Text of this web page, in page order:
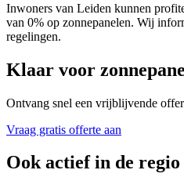
Inwoners van Leiden kunnen
van 0% op zonnepanelen. Wij
regelingen.
Klaar voor
Ontvang snel een vrijblijvende
Vraag gratis offerte aan
Ook actief in de regio